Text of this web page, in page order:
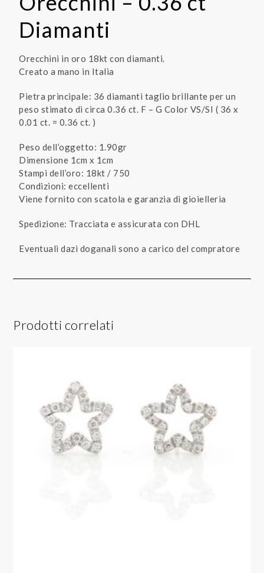
Diamanti
Orecchini in oro 18kt con diamanti.
Creato a mano in Italia
Pietra principale: 36 diamanti taglio brillante per un
peso stimato di circa 0.36 ct. F – G Color VS/SI ( 36 x
0.01 ct. = 0.36 ct. )
Peso dell’oggetto: 1.90gr
Dimensione 1cm x 1cm
Stampi dell’oro: 18kt / 750
Condizioni: eccellenti
Viene fornito con scatola e garanzia di gioielleria
Spedizione: Tracciata e assicurata con DHL
Eventuali dazi doganali sono a carico del compratore
Prodotti correlati